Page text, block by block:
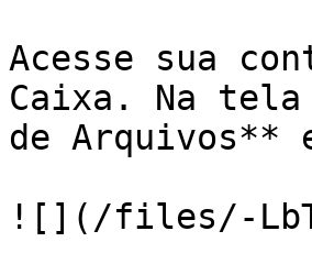
Acesse sua
Caixa. Na
de Arquivos**
![](/files/-